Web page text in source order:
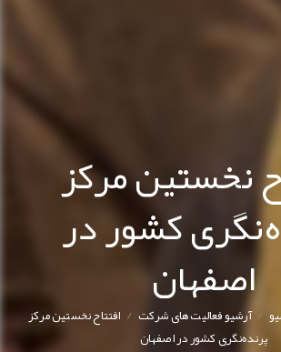
نخستین مرکز
کشور در
اصفهان
آرشیو فعالیت های شرکت/ افتتاح نخستین مرکز
پرنده‌نگری کشور در اصفهان